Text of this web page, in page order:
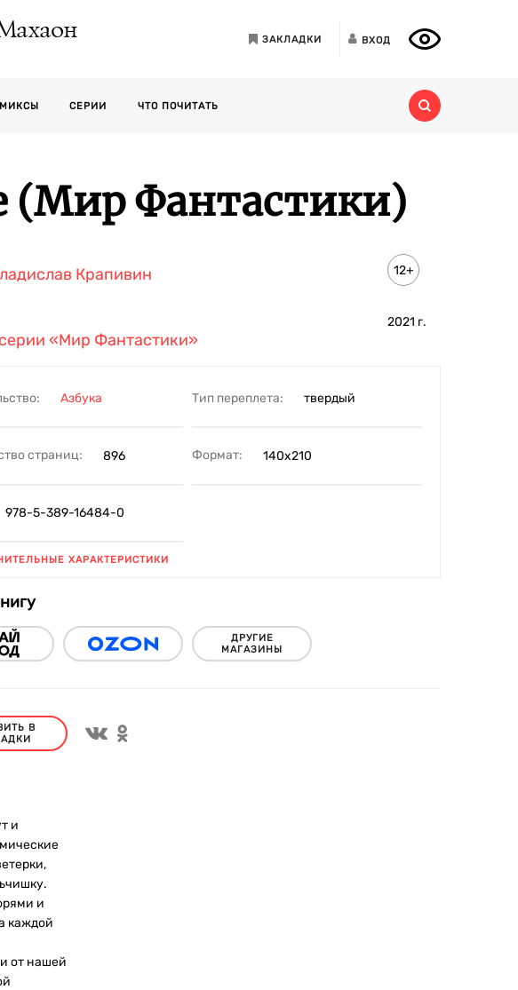
ЗАКЛАДКИ ВХОД
СЕРИИ ЧТО ПОЧИТАТЬ
(Мир Фантастики)
Крапивин 12+
2021 г.
«Мир Фантастики»
Азбука Тип переплета: твердый
страниц: 896 Формат: 140х210
978-5-389-16484-0
ХАРАКТЕРИСТИКИ
ДРУГИЕ
МАГАЗИНЫ
В
и
и
каждой
от нашей